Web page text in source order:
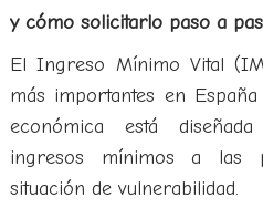
y cómo solicitarlo paso a
El Ingreso Mínimo Vital
más importantes en
económica está
ingresos mínimos a las
situación de vulnerabilidad.